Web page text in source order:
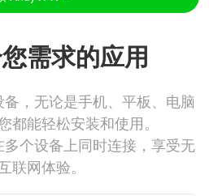
需求的应用
，无论是手机、平板、电脑
都能轻松安装和使用。
个设备上同时连接，享受无
联网体验。